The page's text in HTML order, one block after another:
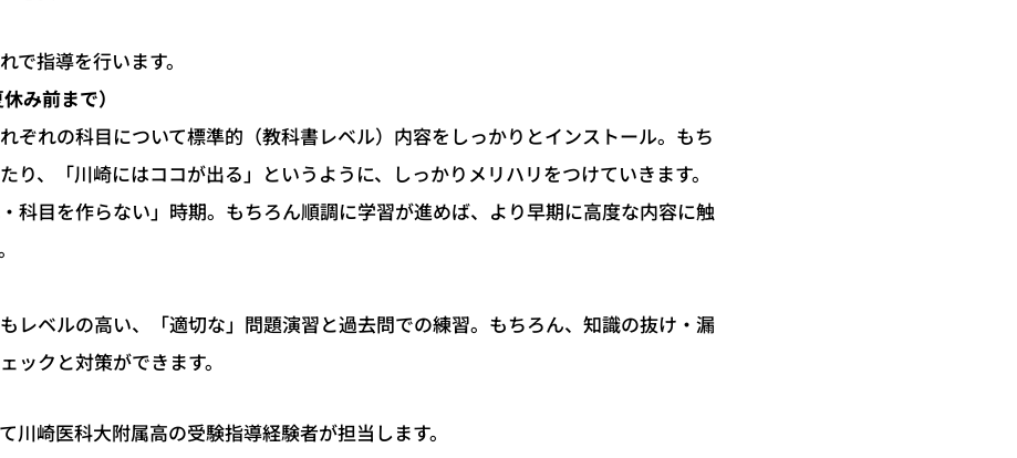
で指導を行います。
み前まで）
ぞれの科目について標準的（教科書レベル）内容をしっかりとインストール。もち
り、「川崎にはココが出る」というように、しっかりメリハリをつけていきます。
科目を作らない」時期。もちろん順調に学習が進めば、より早期に高度な内容に触
レベルの高い、「適切な」問題演習と過去問での練習。もちろん、知識の抜け・漏
ックと対策ができます。
川崎医科大附属高の受験指導経験者が担当します。